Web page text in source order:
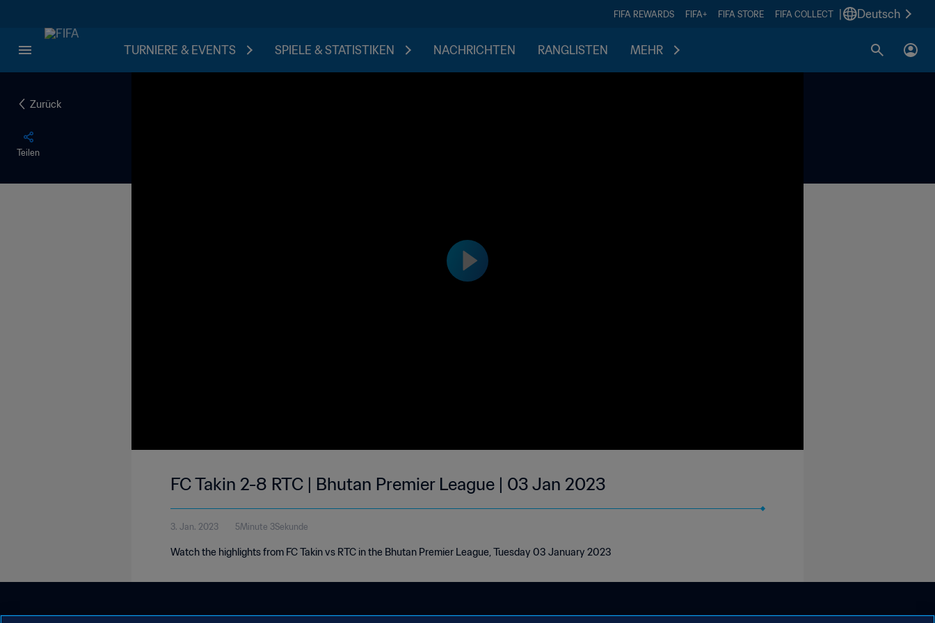
FIFA REWARDS FIFA+ FIFA STORE FIFA COLLECT Deutsch
TURNIERE & EVENTS SPIELE & STATISTIKEN NACHRICHTEN RANGLISTEN MEHR
Zurück
Teilen
FC Takin 2-8 RTC | Bhutan Premier League | 03 Jan 2023
3. Jan. 2023 5Minute 3Sekunde
Watch the highlights from FC Takin vs RTC in the Bhutan Premier League, Tuesday 03 January 2023